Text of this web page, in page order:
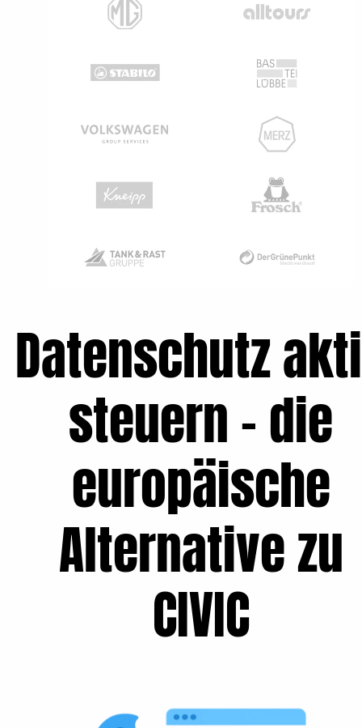
Datenschutz
steuern – die
europäische
Alternative zu
CIVIC